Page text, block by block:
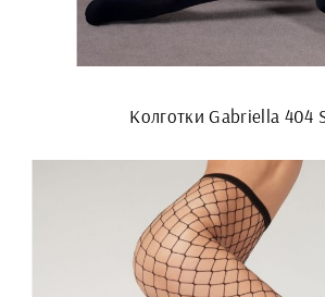
Колготки Gabriella 404